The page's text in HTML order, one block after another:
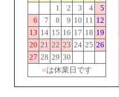
1
2 3 4
5
6
7 8 9 10 11 12
13 14 15 16 17 18 19
20 21 22 23 24 25 26
27 28 29 30
■は休業日です